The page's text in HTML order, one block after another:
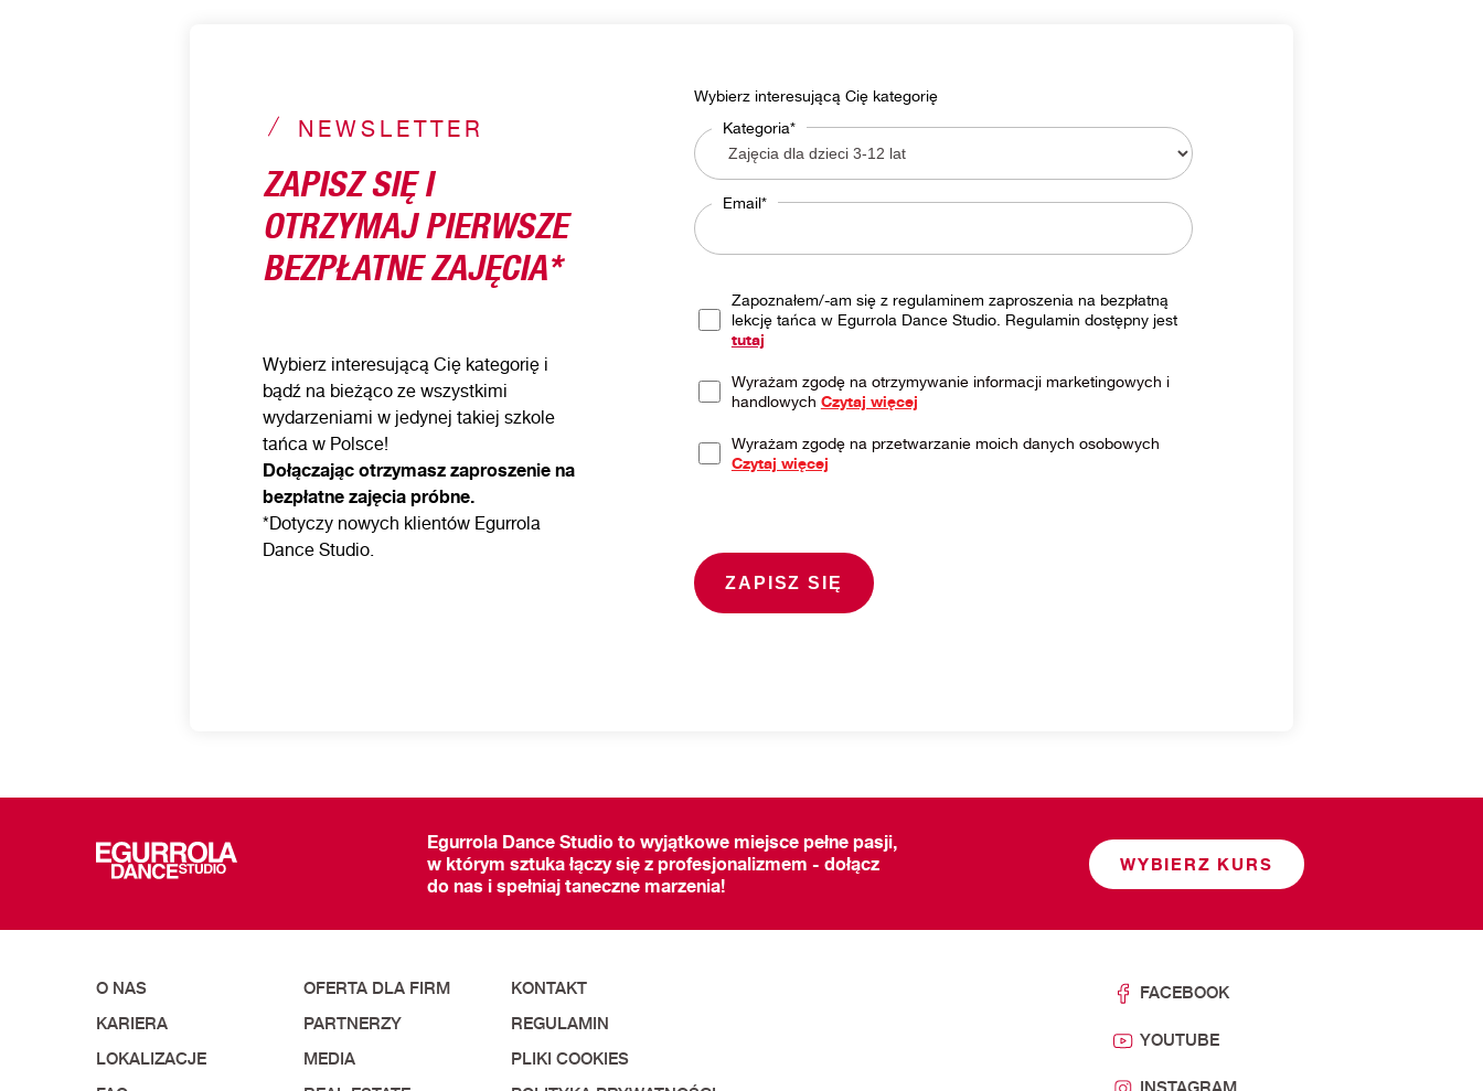
NEWSLETTER
ZAPISZ SIĘ I
OTRZYMAJ PIERWSZE
BEZPŁATNE ZAJĘCIA*
Wybierz interesującą Cię kategorię i
bądź na bieżąco ze wszystkimi
wydarzeniami w jedynej takiej szkole
tańca w Polsce!
Dołączając otrzymasz zaproszenie na
bezpłatne zajęcia próbne.
*Dotyczy nowych klientów Egurrola
Dance Studio.
Wybierz interesującą Cię kategorię
Kategoria*
Email*
Zapoznałem/-am się z regulaminem zaproszenia na bezpłatną
lekcję tańca w Egurrola Dance Studio. Regulamin dostępny jest
tutaj
Wyrażam zgodę na otrzymywanie informacji marketingowych i
handlowych Czytaj więcej
Wyrażam zgodę na przetwarzanie moich danych osobowych
Czytaj więcej
Egurrola Dance Studio to wyjątkowe miejsce pełne pasji,
w którym sztuka łączy się z profesjonalizmem - dołącz
do nas i spełniaj taneczne marzenia!
WYBIERZ KURS
O NAS OFERTA DLA FIRM
KONTAKT
KARIERA
PARTNERZY
REGULAMIN
LOKALIZACJE
MEDIA
PLIKI COOKIES
FACEBOOK
YOUTUBE